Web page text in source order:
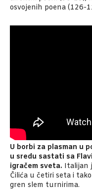
osvojenih poena (126-
U borbi za plasman u
u sredu sastati sa
igračem sveta. Italijan
Čilića u četiri seta i
gren slem turnirima.